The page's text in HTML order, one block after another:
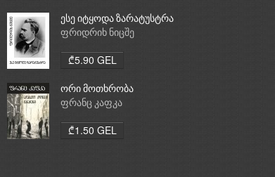
ესე იტყოდა ზარატუსტრა
ფრიდრიხ ნიცშე
₾5.90 GEL
ორი მოთხრობა
ფრანც კაფკა
₾1.50 GEL